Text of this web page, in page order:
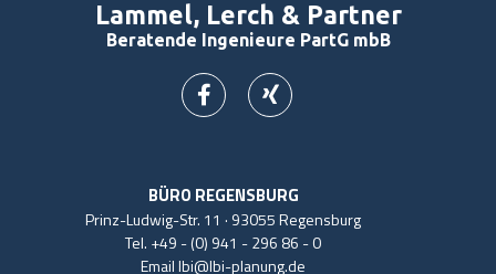
Lammel, Lerch & Partner
Beratende Ingenieure PartG mbB
BÜRO REGENSBURG
Prinz-Ludwig-Str. 11 · 93055 Regensburg
Tel. +49 - (0) 941 - 296 86 - 0
Emaillbi@lbi-planung.de